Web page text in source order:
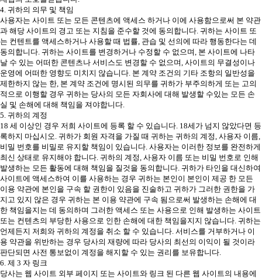
4. 귀하의 의무 및 책임
사용자는 사이트 또는 모든 콘텐츠에 액세스 하거나 이에 사용함으로써 본 약관
과 해당 사이트의 경고 또는 지침을 준수할 것에 동의합니다. 귀하는 사이트 또
는 컨텐트를 액세스하거나 사용할 때 법률, 관습 및 선의에 따라 행동한다는 데
동의합니다. 귀하는 사이트를 변경하거나 수정할 수 없으며, 본 사이트에 나타
날 수 있는 어떠한 콘텐츠나 서비스도 변경할 수 없으며, 사이트의 무결성이나
운영에 어떠한 영향도 미치지 않습니다. 본 계약 조건의 기타 조항의 일반성을
제한하지 않는 한, 본 계약 조건에 명시된 의무를 귀하가 부주의하게 또는 고의
적으로 이행할 경우 귀하는 당사의 모든 자회사에 대해 발생할 수있는 모든 손
실 및 손해에 대해 책임을 져야합니다.
5. 귀하의 계정
18 세 이상인 경우 저희 사이트에 등록 할 수 있습니다. 18세가 넘지 않았다면 등
록하지 마십시오. 귀하가 회원 자격을 가질 때 귀하는 귀하의 계정, 사용자 이름,
비밀 번호를 비밀로 유지할 책임이 있습니다. 사용자는 이러한 정보를 완전하게
최신 상태로 유지해야 합니다. 귀하의 계정, 사용자 이름 또는 비밀 번호로 인해
발생하는 모든 활동에 대해 책임을 질것을 동의합니다. 귀하가 타인을 대신하여
사이트에 액세스하여 이를 사용하는 경우 귀하는 본인이 본인이 제공 한 모든
이용 약관에 본인을 구속 할 권한이 있음을 진술하고 귀하가 그러한 권한을 가
지고 있지 않은 경우 귀하는 본 이용 약관에 구속 됨으로써 발생하는 손해에 대
한 책임을지는 데 동의하며 그러한 액세스 또는 사용으로 인해 발생하는 사이트
또는 컨텐츠의 부당한 사용으로 인한 손해에 대한 책임을지지 않습니다. 귀하는
언제든지 저희와 귀하의 계정을 취소 할 수 있습니다. 서비스를 거부하거나 이
용 약관을 위반하는 경우 당사의 재량에 따라 당사의 최선의 이익이 될 것이라
판단되면 사전 통보없이 계정을 해지할 수 있는 권리를 보유합니다.
6. 제 3 자 링크
당사는 웹 사이트 외부 페이지 또는 사이트와 링크 된 다른 웹 사이트의 내용에